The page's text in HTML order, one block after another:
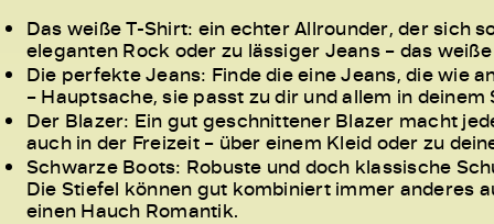
Das weiße T-Shirt: ein echter Allrounder, der sich
eleganten Rock oder zu lässiger Jeans – das
Die perfekte Jeans: Finde die eine Jeans, die wie
– Hauptsache, sie passt zu dir und allem in deinem
Der Blazer: Ein gut geschnittener Blazer macht
auch in der Freizeit – über einem Kleid oder zu
Schwarze Boots: Robuste und doch klassische
Die Stiefel können gut kombiniert immer anderes
einen Hauch Romantik.